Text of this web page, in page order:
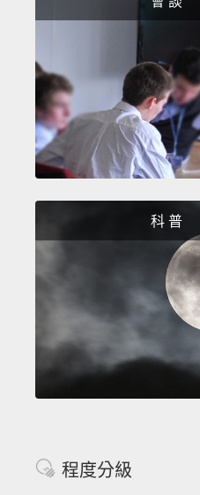
科 普
程度分級